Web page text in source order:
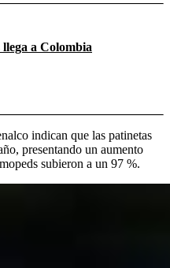
a Colombia
indican que las patinetas
presentando un aumento
subieron a un 97 %.